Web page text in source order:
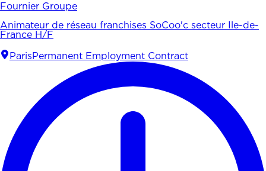
Fournier Groupe
Animateur de réseau franchises SoCoo'c secteur Ile-de-
France H/F
Paris Permanent Employment Contract